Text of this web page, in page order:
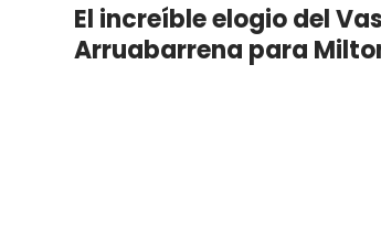
El increíble elogio del
Arruabarrena para